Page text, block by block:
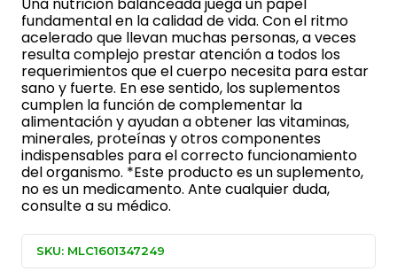
Una nutrición balanceada juega un papel
fundamental en la calidad de vida. Con el ritmo
acelerado que llevan muchas personas, a veces
resulta complejo prestar atención a todos los
requerimientos que el cuerpo necesita para estar
sano y fuerte. En ese sentido, los suplementos
cumplen la función de complementar la
alimentación y ayudan a obtener las vitaminas,
minerales, proteínas y otros componentes
indispensables para el correcto funcionamiento
del organismo. *Este producto es un suplemento,
no es un medicamento. Ante cualquier duda,
consulte a su médico.
SKU: MLC1601347249